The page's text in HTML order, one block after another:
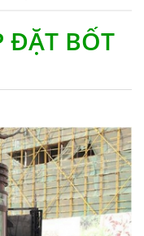
ĐẶT BỐT